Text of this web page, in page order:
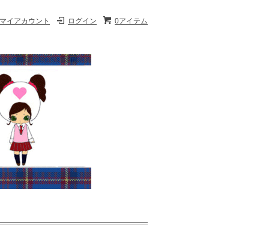
0アイテム
ログイン
マイアカウント